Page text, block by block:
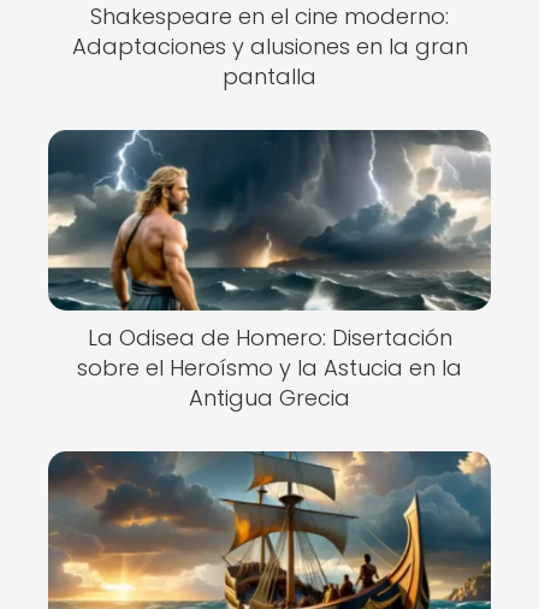
Shakespeare en el cine moderno:
Adaptaciones y alusiones en la gran
pantalla
La Odisea de Homero: Disertación
sobre el Heroísmo y la Astucia en la
Antigua Grecia